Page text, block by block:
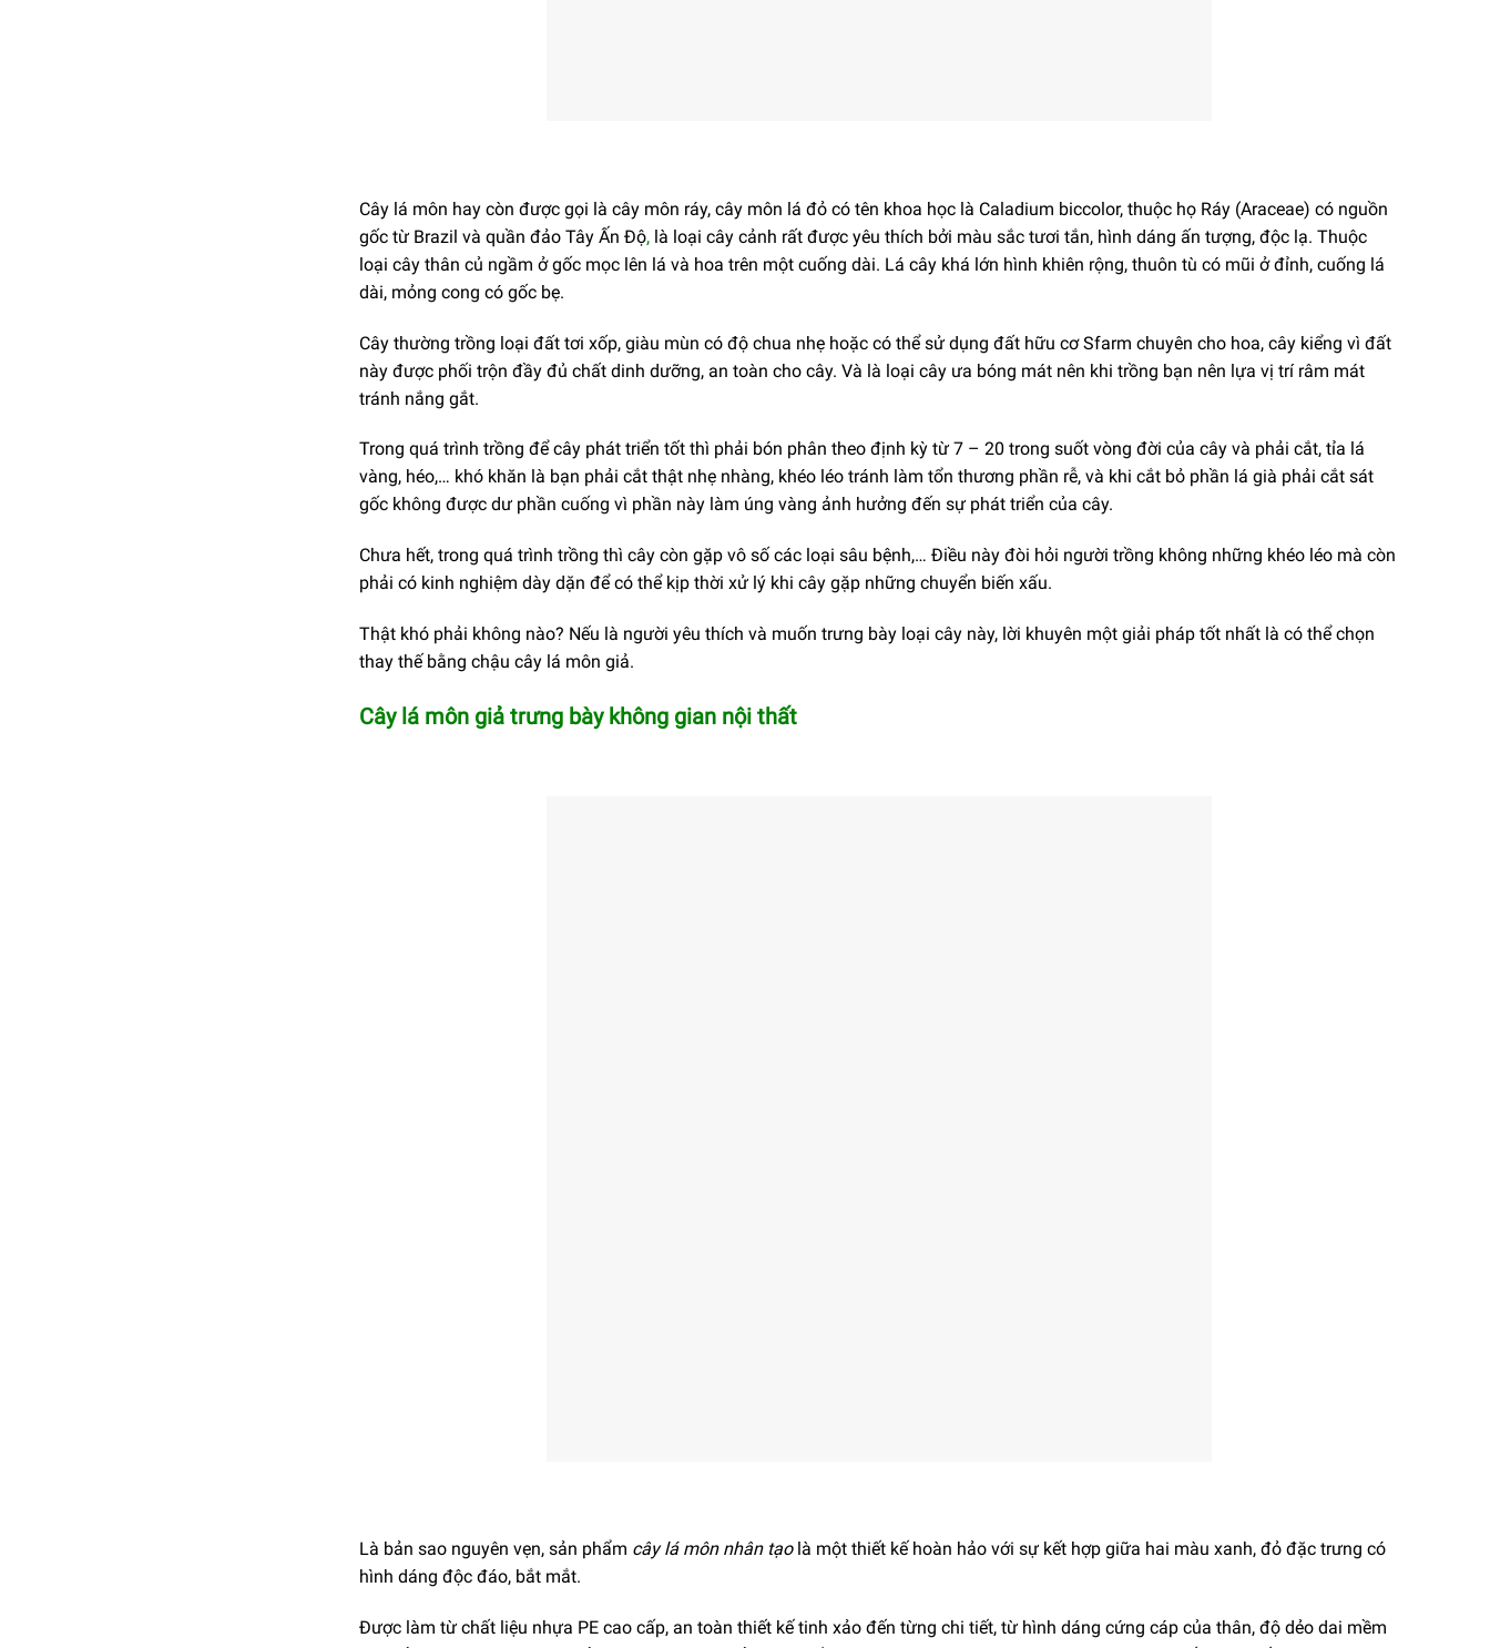
Cây lá môn hay còn được gọi là cây môn ráy, cây môn lá đỏ có tên khoa học là Caladium biccolor, thuộc họ Ráy (Araceae) có nguồn
gốc từ Brazil và quần đảo Tây Ấn Độ, là loại cây cảnh rất được yêu thích bởi màu sắc tươi tắn, hình dáng ấn tượng, độc lạ. Thuộc
loại cây thân củ ngầm ở gốc mọc lên lá và hoa trên một cuống dài. Lá cây khá lớn hình khiên rộng, thuôn tù có mũi ở đỉnh, cuống lá
dài, mỏng cong có gốc bẹ.
Cây thường trồng loại đất tơi xốp, giàu mùn có độ chua nhẹ hoặc có thể sử dụng đất hữu cơ Sfarm chuyên cho hoa, cây kiểng vì đất
này được phối trộn đầy đủ chất dinh dưỡng, an toàn cho cây. Và là loại cây ưa bóng mát nên khi trồng bạn nên lựa vị trí râm mát
tránh nắng gắt.
Trong quá trình trồng để cây phát triển tốt thì phải bón phân theo định kỳ từ 7 – 20 trong suốt vòng đời của cây và phải cắt, tỉa lá
vàng, héo,… khó khăn là bạn phải cắt thật nhẹ nhàng, khéo léo tránh làm tổn thương phần rễ, và khi cắt bỏ phần lá già phải cắt sát
gốc không được dư phần cuống vì phần này làm úng vàng ảnh hưởng đến sự phát triển của cây.
Chưa hết, trong quá trình trồng thì cây còn gặp vô số các loại sâu bệnh,… Điều này đòi hỏi người trồng không những khéo léo mà còn
phải có kinh nghiệm dày dặn để có thể kịp thời xử lý khi cây gặp những chuyển biến xấu.
Thật khó phải không nào? Nếu là người yêu thích và muốn trưng bày loại cây này, lời khuyên một giải pháp tốt nhất là có thể chọn
thay thế bằng chậu cây lá môn giả.
Cây lá môn giả trưng bày không gian nội thất
Là bản sao nguyên vẹn, sản phẩm cây lá môn nhân tạolà một thiết kế hoàn hảo với sự kết hợp giữa hai màu xanh, đỏ đặc trưng có
hình dáng độc đáo, bắt mắt.
Được làm từ chất liệu nhựa PE cao cấp, an toàn thiết kế tinh xảo đến từng chi tiết, từ hình dáng cứng cáp của thân, độ dẻo dai mềm